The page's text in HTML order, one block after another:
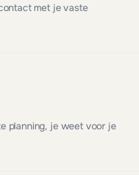
met je vaste
planning, je weet voor je